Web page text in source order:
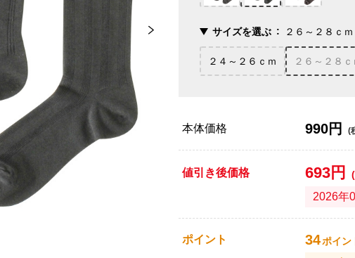
サイズを選ぶ ２６～２８ｃｍ
２４～２６ｃｍ ２６～２８ｃ
本体価格 990円 (
値引き後価格 693円
2026年
ポイント 34ポイン